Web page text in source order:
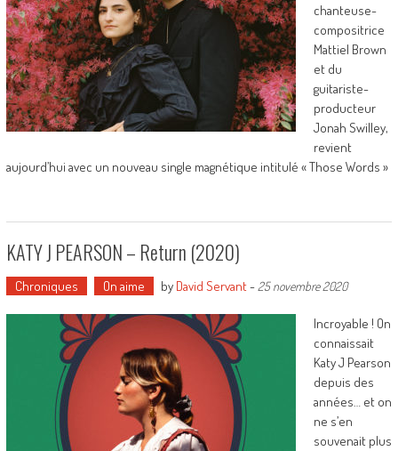
chanteuse-
compositrice
Mattiel Brown
et du
guitariste-
producteur
Jonah Swilley,
revient
aujourd’hui avec un nouveau single magnétique intitulé « Those Words »
KATY J PEARSON – Return (2020)
Chroniques On aime by David Servant- 25 novembre 2020
Incroyable ! On
connaissait
Katy J Pearson
depuis des
années… et on
ne s’en
souvenait plus